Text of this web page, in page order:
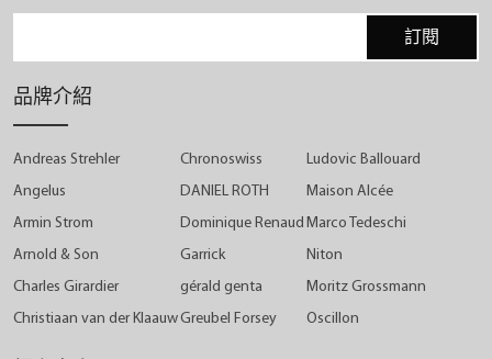
訂閱
品牌介紹
Andreas Strehler
Angelus
Armin Strom
Arnold & Son
Charles Girardier
Christiaan van der Klaauw
Chronoswiss
DANIEL ROTH
Dominique Renaud
Garrick
gérald genta
Greubel Forsey
Ludovic Ballouard
Maison Alcée
Marco Tedeschi
Niton
Moritz Grossmann
Oscillon